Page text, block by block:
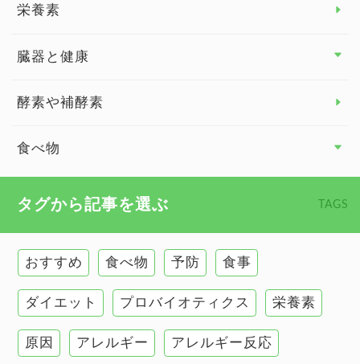
栄養素
臓器と健康
臓器と健康 トップ
慢性疲労
甲状腺
肌
肝臓の健康
酵素や補酵素
食べ物
タグから記事を選ぶ TAGS
おすすめ 食べ物 予防 食事
ダイエット プロバイオティクス 栄養素
原因 アレルギー アレルギー反応